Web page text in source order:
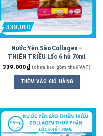
Nước Yến Sào Collagen –
THIÊN TRIỀU Lốc 6 hủ 70ml
339.000₫ (chưa bao gồm thuế VAT)
THÊM VÀO GIỎ HÀNG